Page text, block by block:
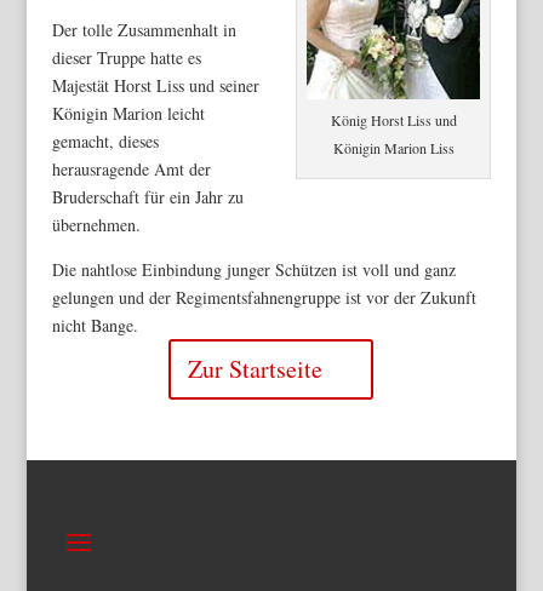
König Horst Liss und
Königin Marion Liss
Der tolle Zusammenhalt in
dieser Truppe hatte es
Majestät Horst Liss und seiner
Königin Marion leicht
gemacht, dieses
herausragende Amt der
Bruderschaft für ein Jahr zu
übernehmen.
Die nahtlose Einbindung junger Schützen ist voll und ganz
gelungen und der Regimentsfahnengruppe ist vor der Zukunft
nicht Bange.
Zur Startseite